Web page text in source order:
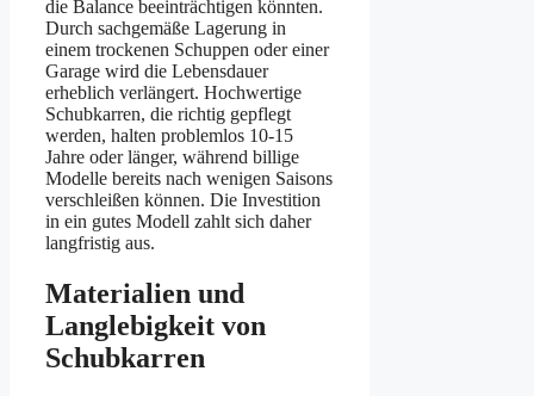
die Balance beeinträchtigen könnten.
Durch sachgemäße Lagerung in
einem trockenen Schuppen oder einer
Garage wird die Lebensdauer
erheblich verlängert. Hochwertige
Schubkarren, die richtig gepflegt
werden, halten problemlos 10-15
Jahre oder länger, während billige
Modelle bereits nach wenigen Saisons
verschleißen können. Die Investition
in ein gutes Modell zahlt sich daher
langfristig aus.
Materialien und
Langlebigkeit von
Schubkarren